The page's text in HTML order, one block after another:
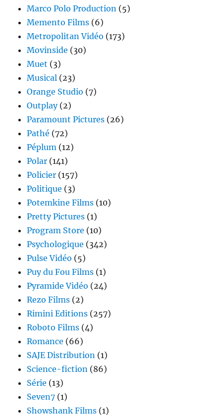
Marco Polo Production (5)
Memento Films (6)
Metropolitan Vidéo (173)
Movinside (30)
Muet (3)
Musical (23)
Orange Studio (7)
Outplay(2)
Paramount Pictures (26)
Pathé (72)
Péplum (12)
Polar (141)
Policier (157)
Politique (3)
Potemkine Films (10)
Pretty Pictures (1)
Program Store (10)
Psychologique (342)
Pulse Vidéo (5)
Puy du Fou Films (1)
Pyramide Vidéo (24)
Rezo Films (2)
Rimini Editions (257)
Roboto Films (4)
Romance (66)
SAJE Distribution (1)
Science-fiction (86)
Série (13)
Seven7 (1)
Showshank Films (1)